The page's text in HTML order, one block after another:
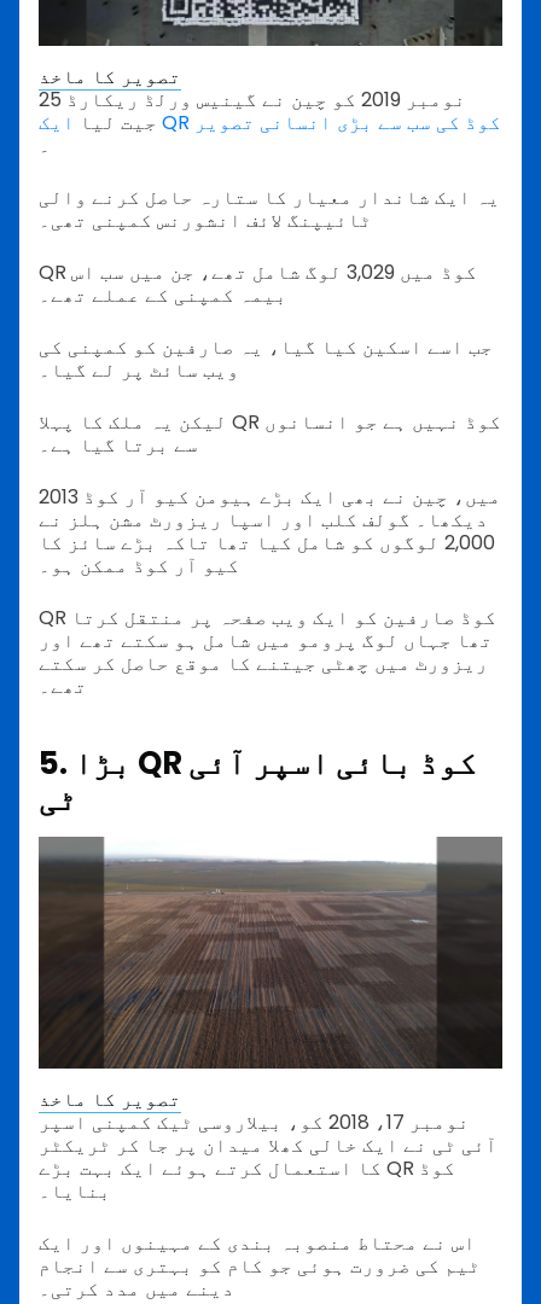
تصویر کا ماخذ
25 نومبر 2019 کو چین نے گینیس ورلڈ ریکارڈ
جیت لیا
ایک QR کوڈ کی سب سے بڑی انسانی تصویر
۔
یہ ایک شاندار معیار کا ستارہ حاصل کرنے والی
ٹائیپنگ لائف انشورنس کمپنی تھی۔
QR کوڈ میں 3,029 لوگ شامل تھے، جن میں سب اس
بیمہ کمپنی کے عملے تھے۔
جب اسے اسکین کیا گیا، یہ صارفین کو کمپنی کی
ویب سائٹ پر لے گیا۔
لیکن یہ ملک کا پہلا QR کوڈ نہیں ہے جو انسانوں
سے برتا گیا ہے۔
2013 میں، چین نے بھی ایک بڑے ہیومن کیو آر کوڈ
دیکھا۔ گولف کلب اور اسپا ریزورٹ مشن ہلز نے
2,000 لوگوں کو شامل کیا تھا تاکہ بڑے سائز کا
کیو آر کوڈ ممکن ہو۔
QR کوڈ صارفین کو ایک ویب صفحہ پر منتقل کرتا
تھا جہاں لوگ پرومو میں شامل ہو سکتے تھے اور
ریزورٹ میں چھٹی جیتنے کا موقع حاصل کر سکتے
تھے۔
5. بڑا QR کوڈ بائی اسپر آئی
ٹی
تصویر کا ماخذ
نومبر 17، 2018 کو، بیلاروسی ٹیک کمپنی اسپر
آئی ٹی نے ایک خالی کھلا میدان پر جا کر ٹریکٹر
کا استعمال کرتے ہوئے ایک بہت بڑے QR کوڈ
بنایا۔
اس نے محتاط منصوبہ بندی کے مہینوں اور ایک
ٹیم کی ضرورت ہوئی جو کام کو بہتری سے انجام
دینے میں مدد کرتی۔